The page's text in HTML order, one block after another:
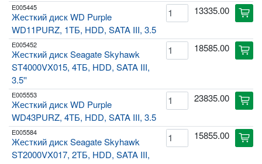
E005445
Жесткий диск WD Purple
WD11PURZ, 1ТБ, HDD, SATA III, 3.5
13335.00 cart
E005452
Жесткий диск Seagate Skyhawk
ST4000VX015, 4ТБ, HDD, SATA III,
3.5''
18585.00 cart
E005553
Жесткий диск WD Purple
WD43PURZ, 4ТБ, HDD, SATA III, 3.5
23835.00 cart
E005584
Жесткий диск Seagate Skyhawk
ST2000VX017, 2ТБ, HDD, SATA III,
15855.00 cart